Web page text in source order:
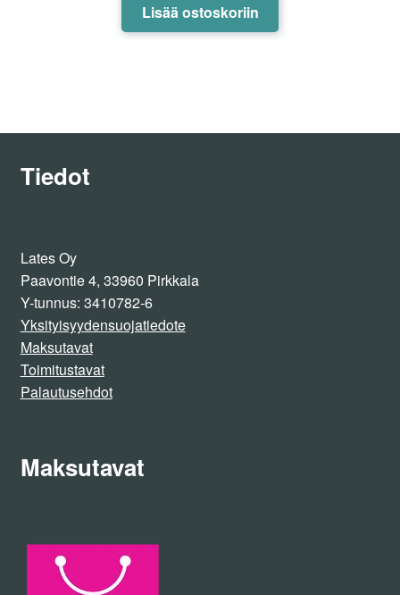
Lisää ostoskoriin
Tiedot
Lates Oy
Paavontie 4, 33960 Pirkkala
Y-tunnus: 3410782-6
Yksityisyydensuojatiedote
Maksutavat
Toimitustavat
Palautusehdot
Maksutavat